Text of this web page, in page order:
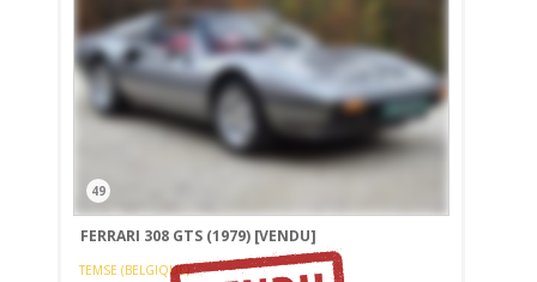
49
FERRARI 308 GTS (1979) [VENDU]
TEMSE (BELGIQUE)